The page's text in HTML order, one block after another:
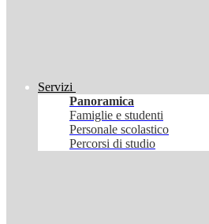
Servizi
Panoramica
Famiglie e studenti
Personale scolastico
Percorsi di studio